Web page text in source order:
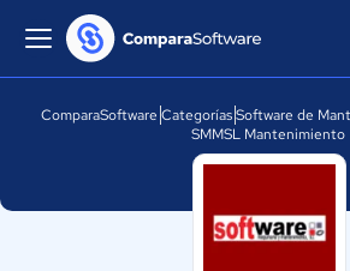
ComparaSoftware CategoríasSoftware de
SMMSL Mantenimiento